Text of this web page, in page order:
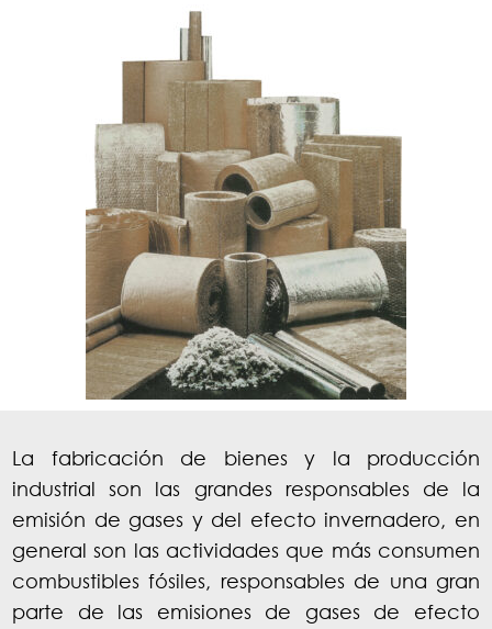
La fabricación de bienes y la producción
industrial son las grandes responsables de la
emisión de gases y del efecto invernadero, en
general son las actividades que más consumen
combustibles fósiles, responsables de una gran
parte de las emisiones de gases de efecto